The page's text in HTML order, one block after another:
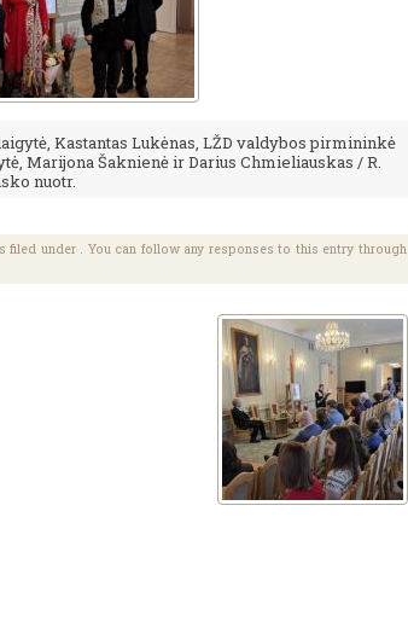
Kastantas Lukėnas, LŽD valdybos pirmininkė
Marijona Šaknienė ir Darius Chmieliauskas / R.
nuotr.
under . You can follow any responses to this entry through